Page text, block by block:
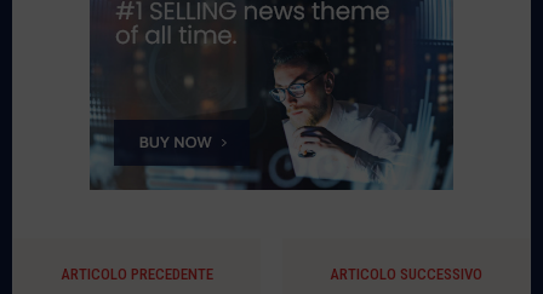
ARTICOLO PRECEDENTE ARTICOLO SUCCESSIVO